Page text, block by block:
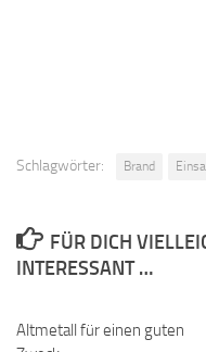
Schlagwörter: Brand
FÜR DICH
INTERESSANT …
Altmetall für einen guten